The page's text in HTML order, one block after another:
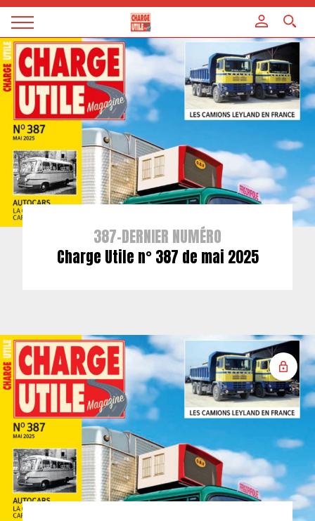
Magazine
Charge
utile
387-DERNIER NUMÉRO
Charge Utile n° 387 de mai 2025
Panneau de gestion des cookies